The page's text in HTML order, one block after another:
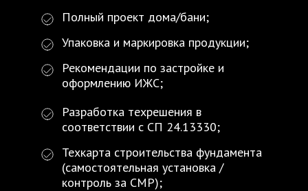
Полный проект дома/бани;
Упаковка и маркировка продукции;
Рекомендации по застройке и
оформлению ИЖС;
Разработка техрешения в
соответствии с СП 24.13330;
Техкарта строительства фундамента
(самостоятельная установка /
контроль за СМР);